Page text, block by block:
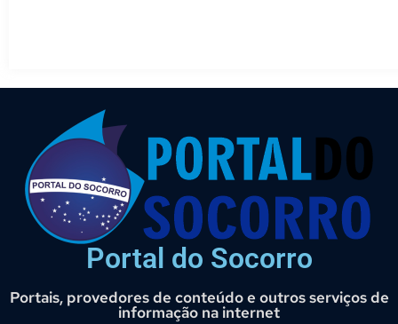
Portal do Socorro
Portais, provedores de conteúdo e outros serviços de
informação na internet